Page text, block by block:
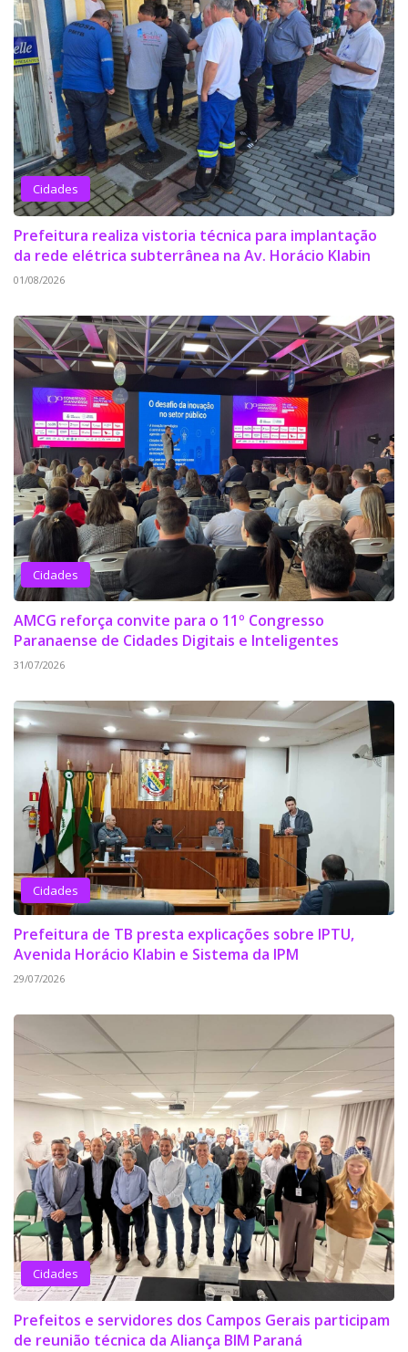
Cidades
Prefeitura realiza vistoria técnica para implantação
da rede elétrica subterrânea na Av. Horácio Klabin
01/08/2026
Cidades
AMCG reforça convite para o 11º Congresso
Paranaense de Cidades Digitais e Inteligentes
31/07/2026
Cidades
Prefeitura de TB presta explicações sobre IPTU,
Avenida Horácio Klabin e Sistema da IPM
29/07/2026
Cidades
Prefeitos e servidores dos Campos Gerais participam
de reunião técnica da Aliança BIM Paraná